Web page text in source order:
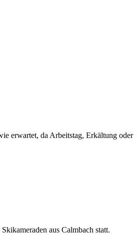
erwartet, da Arbeitstag, Erkältung oder
aus Calmbach statt.